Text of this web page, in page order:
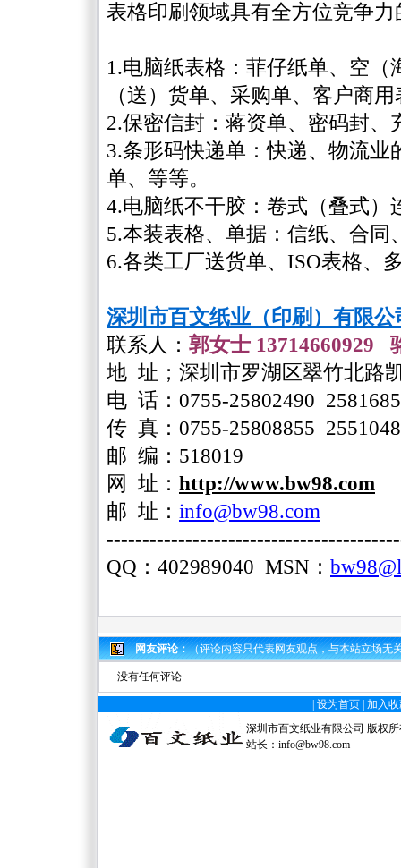
表格印刷领域具有全方位竞争
1.电脑纸表格：菲仔纸单、空
（送）货单、采购单、客户商
2.保密信封：蒋资单、密码封、
3.条形码快递单：快递、物流
单、等等。
4.电脑纸不干胶：卷式（叠式
5.本装表格、单据：信纸、合同
6.各类工厂送货单、ISO表格、
深圳市百文纸业（印刷）有限公
联系人： 郭女士 13714660929
地 址；深圳市罗湖区翠竹北路
电 话： 0755-25802490
传 真： 0755-25808855
邮 编： 518019
网 址： http://www.bw98.com
邮 址 ： info@bw98.com
QQ ： 402989040 MSN ：
网友评论：（评论内容只代表网友观点，与本站立场无
没有任何评论
设为首页 加入
深圳市百文纸业有限公司 版权
站长： info@bw98.com